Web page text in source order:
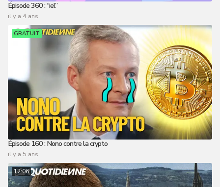
Épisode 360 : “iel”
il y a 4 ans
GRATUIT
Épisode 160 : Nono contre la crypto
il y a 5 ans
12:06